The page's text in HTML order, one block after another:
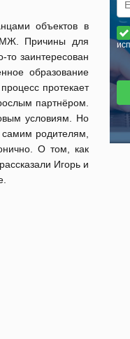
объектов в
Причины для
то заинтересован
образование
протекает
партнёром.
условиям. Но
родителям,
О том, как
Игорь и